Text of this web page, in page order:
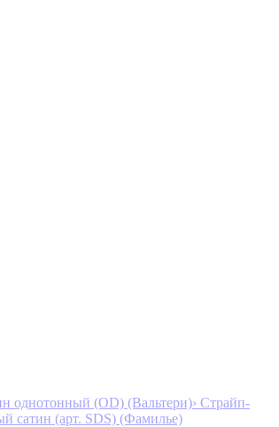
однотонный (OD) (Вальтери)› Страйп-
сатин (арт. SDS) (Фамилье)